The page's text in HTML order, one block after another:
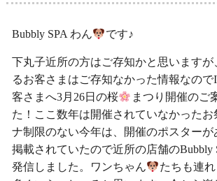
Bubbly SPA わん です♪
下丸子近所の方はご存知かと思いますが
るお客さまはご存知なかった情報なので
客さまへ3月26日の桜
まつり開催のご
た！ここ数年は開催されていなかったお
ナ制限のない今年は、開催のポスターが
掲載されていたので近所の店舗のBubbly
発信しました。ワンちゃん
たちも連